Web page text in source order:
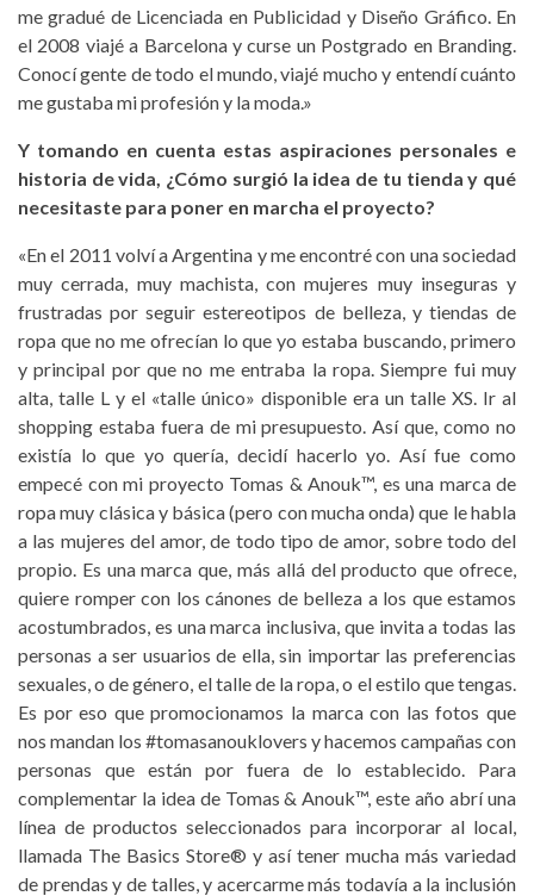
me gradué de Licenciada en Publicidad y Diseño Gráfico. En
el 2008 viajé a Barcelona y curse un Postgrado en Branding.
Conocí gente de todo el mundo, viajé mucho y entendí cuánto
me gustaba mi profesión y la moda.»
Y tomando en cuenta estas aspiraciones personales e
historia de vida, ¿Cómo surgió la idea de tu tienda y qué
necesitaste para poner en marcha el proyecto?
«En el 2011 volví a Argentina y me encontré con una sociedad
muy cerrada, muy machista, con mujeres muy inseguras y
frustradas por seguir estereotipos de belleza, y tiendas de
ropa que no me ofrecían lo que yo estaba buscando, primero
y principal por que no me entraba la ropa. Siempre fui muy
alta, talle L y el «talle único» disponible era un talle XS. Ir al
shopping estaba fuera de mi presupuesto. Así que, como no
existía lo que yo quería, decidí hacerlo yo. Así fue como
empecé con mi proyecto Tomas & Anouk™, es una marca de
ropa muy clásica y básica (pero con mucha onda) que le habla
a las mujeres del amor, de todo tipo de amor, sobre todo del
propio. Es una marca que, más allá del producto que ofrece,
quiere romper con los cánones de belleza a los que estamos
acostumbrados, es una marca inclusiva, que invita a todas las
personas a ser usuarios de ella, sin importar las preferencias
sexuales, o de género, el talle de la ropa, o el estilo que tengas.
Es por eso que promocionamos la marca con las fotos que
nos mandan los #tomasanouklovers y hacemos campañas con
personas que están por fuera de lo establecido. Para
complementar la idea de Tomas & Anouk™, este año abrí una
línea de productos seleccionados para incorporar al local,
llamada The Basics Store® y así tener mucha más variedad
de prendas y de talles, y acercarme más todavía a la inclusión